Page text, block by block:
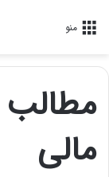
منو
مطالب
مالی